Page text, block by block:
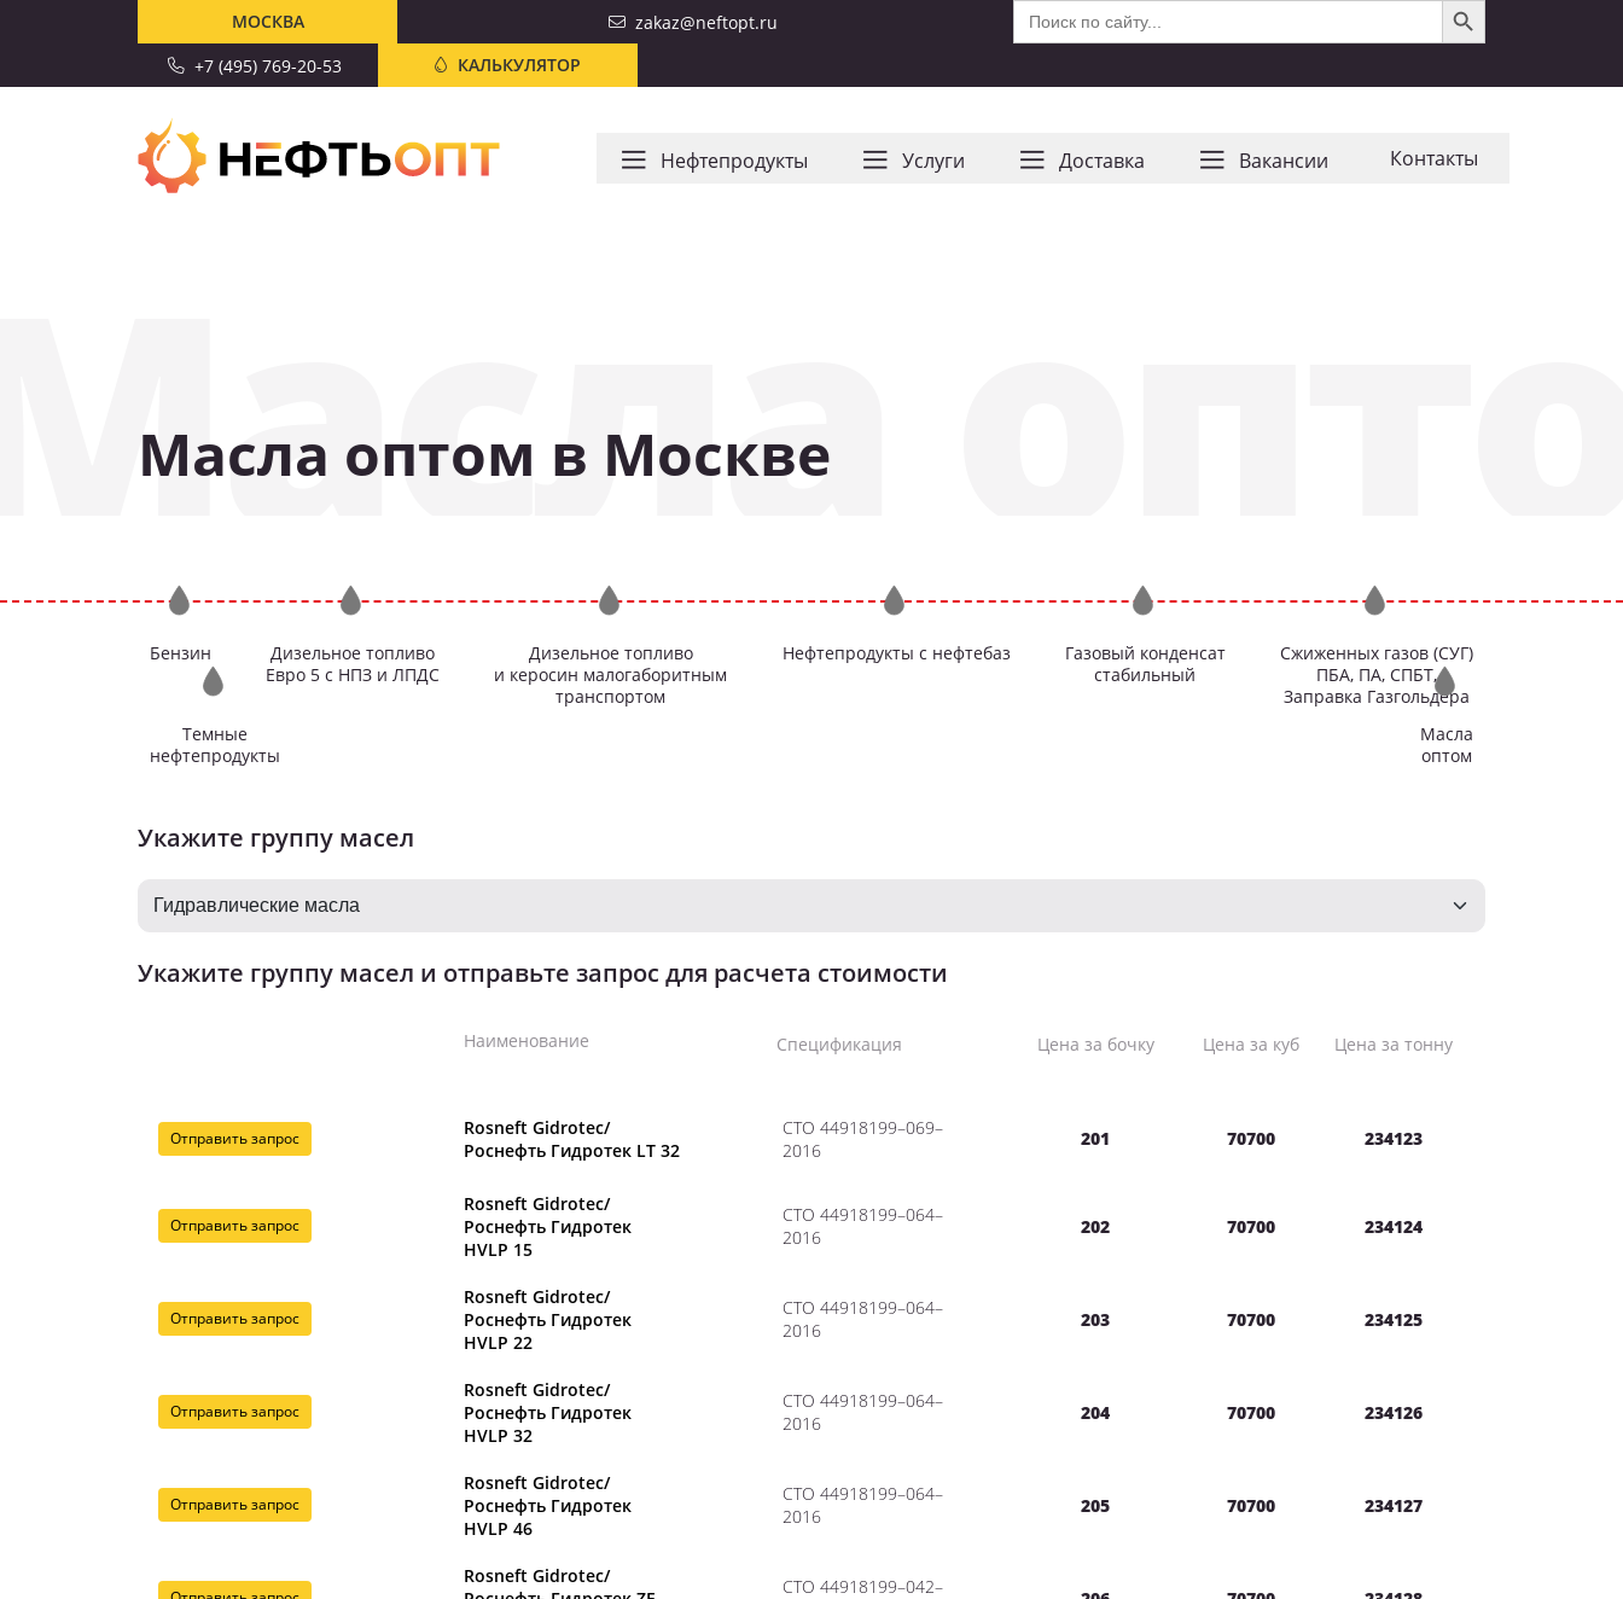
МОСКВА zakaz@neftopt.ru Search
for:
+7 (495) 769-20-53 КАЛЬКУЛЯТОР
Нефтепродукты Услуги Доставка Ваканcии Контакты
Масла оптом в Москве
Бензин
Дизельное топливо
Евро 5 c НПЗ иЛПДС
Дизельное топливо
и керосин малогаборитным
транспортом
Нефтепродукты с нефтебаз
Газовый конденсат
стабильный
Сжиженных газов (СУГ)
ПБА,ПА, СПБТ,
Заправка Газгольдера
Темные
нефтепродукты
Масла
оптом
Укажите группу масел
Укажите группу масел и отправьте запрос для расчета стоимости
Наименование Спецификация Цена за бочку Цена за куб Цена за тонну
Отправить запрос
Rosneft Gidrotec/
Роснефть Гидротек LT 32
CТО 44918199–069–
2016
201 70700 234123
Отправить запрос
Rosneft Gidrotec/
Роснефть Гидротек
HVLP 15
CТО 44918199–064–
2016
202 70700 234124
Отправить запрос
Rosneft Gidrotec/
Роснефть Гидротек
HVLP 22
CТО 44918199–064–
2016
203 70700 234125
Отправить запрос
Rosneft Gidrotec/
Роснефть Гидротек
HVLP 32
CТО 44918199–064–
2016
204 70700 234126
Отправить запрос
Rosneft Gidrotec/
Роснефть Гидротек
HVLP 46
CТО 44918199–064–
2016
205 70700 234127
Rosneft Gidrotec/
CТО 44918199–042–